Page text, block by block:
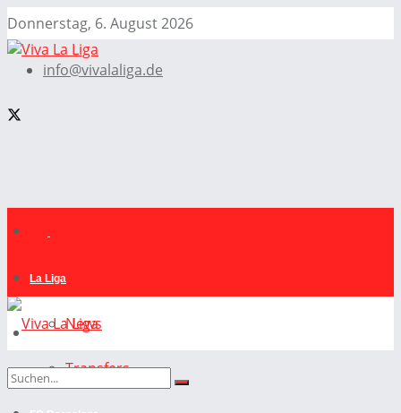
Donnerstag, 6. August 2026
info@vivalaliga.de
La Liga
News
Transfers
La Liga